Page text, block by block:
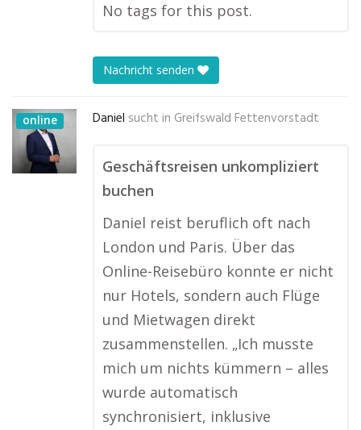
No tags for this post.
Nachricht senden
online Daniel sucht in Greifswald Fettenvorstadt
Geschäftsreisen unkompliziert
buchen
Daniel reist beruflich oft nach
London und Paris. Über das
Online-Reisebüro konnte er nicht
nur Hotels, sondern auch Flüge
und Mietwagen direkt
zusammenstellen. „Ich musste
mich um nichts kümmern – alles
wurde automatisch
synchronisiert, inklusive